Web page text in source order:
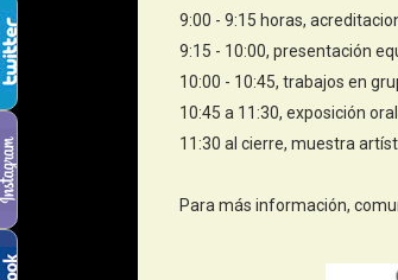
9:00 - 9:15 horas,
9:15 - 10:00, presentación
10:00 - 10:45, trabajos en
10:45 a 11:30, exposición
11:30 al cierre, muestra
Para más información,